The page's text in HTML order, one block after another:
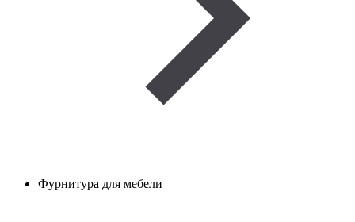
Фурнитура для мебели